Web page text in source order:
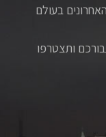
בעולם
ותצטרפו